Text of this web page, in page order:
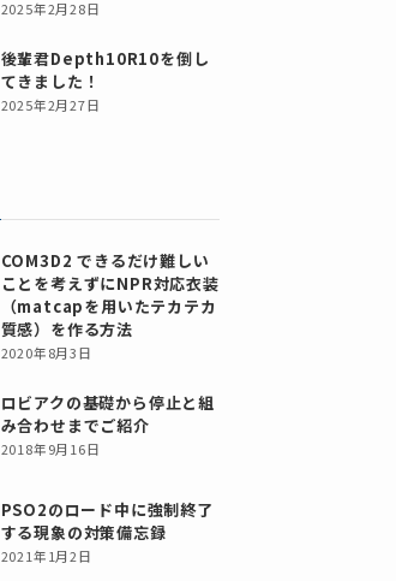
2025年2月28日
後輩君Depth10R10を倒し
てきました！
2025年2月27日
COM3D2 できるだけ難しい
ことを考えずにNPR対応衣装
（matcapを用いたテカテカ
質感）を作る方法
2020年8月3日
ロビアクの基礎から停止と組
み合わせまでご紹介
2018年9月16日
PSO2のロード中に強制終了
する現象の対策備忘録
2021年1月2日